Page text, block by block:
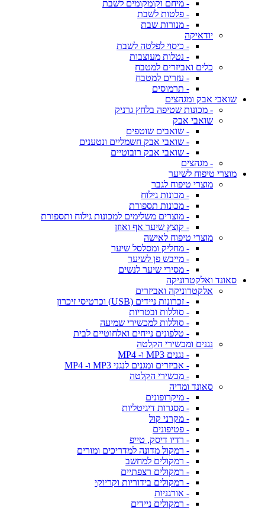
- מיחם וקומקומים לשבת
- פלטות לשבת
- מנורות שבת
יודאיקה
- כיסוי לפלטה לשבת
- נטלות מעוצבות
כלים ואביזרים למטבח
- עזרים למטבח
- תרמוסים
שואבי אבק ומגהצים
- מכונות שטיפה בלחץ גרניק
שואבי אבק
- שואבים שוטפים
- שואבי אבק חשמליים ונטענים
- שואבי אבק רובוטיים
- מגהצים
מוצרי טיפוח לשיער
מוצרי טיפוח לגבר
- מכונות גילוח
- מכונות תספורת
- מוצרים משלימים למכונות גילוח ותספורת
- קוצץ שיער אף ואוזן
מוצרי טיפוח לאישה
- מחליק ומסלסל שיער
- מייבש פן לשיער
- מסירי שיער לנשים
סאונד ואלקטרוניקה
אלקטרוניקה ואביזרים
- זכרונות ניידים (USB) וכרטיסי זיכרון
- סוללות ובטריות
- סוללות למכשירי שמיעה
- טלפונים נייחים ואלחוטיים לבית
נגנים ומכשירי הקלטה
- נגנים MP3 ו- MP4
- אביזרים ומגנים לנגני MP3 ו- MP4
- מכשירי הקלטה
סאונד ומדיה
- מיקרופונים
- מסגרות דיגיטליות
- מקרני קול
- פטיפונים
- רדיו דיסק, טייפ
- רמקול מדונה למדריכים ומורים
- רמקולים למחשב
- רמקולים רצפתיים
- רמקולים בידוריות וקריוקי
- אורגניות
- רמקולים ניידים